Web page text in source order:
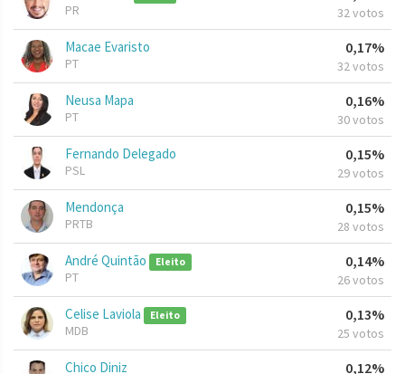
PR 32 votos
Macae Evaristo
PT
0,17%
32 votos
Neusa Mapa
PT
0,16%
30 votos
Fernando Delegado
PSL
0,15%
29 votos
Mendonça
PRTB
0,15%
28 votos
André Quintão Eleito
PT
0,14%
26 votos
Celise Laviola Eleito
MDB
0,13%
25 votos
Chico Diniz 0,12%